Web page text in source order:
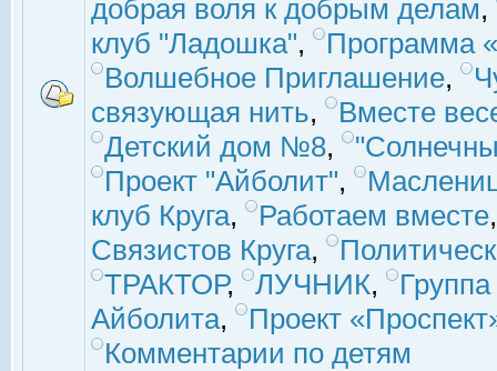
добрая воля к добрым делам,
клуб "Ладошка",
Программа
Волшебное Приглашение,
связующая нить,
Вместе
Детский дом №8,
Проект "Айболит",
клуб Круга, Работаем вместе
Связистов Круга,
ТРАКТОР, ЛУЧНИК,
Айболита,
Проект
Комментарии по детям